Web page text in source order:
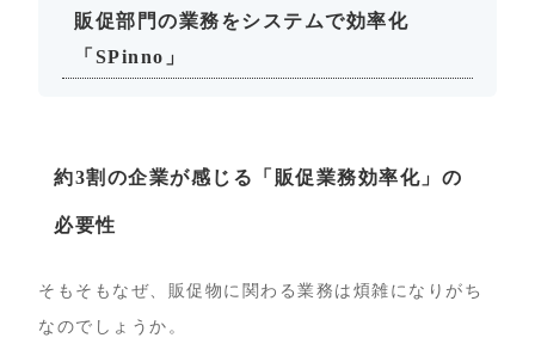
販促部門の業務をシステムで効率化
「SPinno」
約3割の企業が感じる「販促業務効率化」の
必要性
そもそもなぜ、販促物に関わる業務は煩雑になりがち
なのでしょうか。